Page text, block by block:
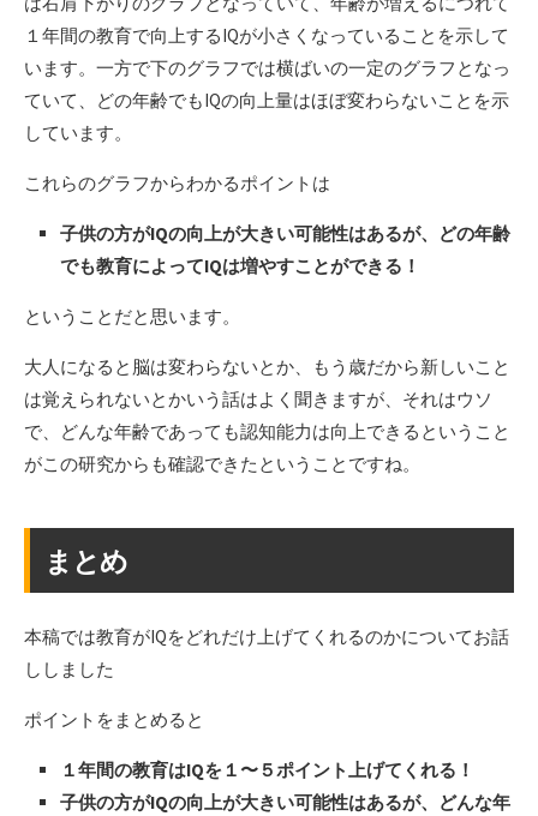
１年間の教育で向上するIQが小さくなっていることを示して
います。一方で下のグラフでは横ばいの一定のグラフとなっ
ていて、どの年齢でもIQの向上量はほぼ変わらないことを示
しています。
これらのグラフからわかるポイントは
子供の方がIQの向上が大きい可能性はあるが、どの年齢
でも教育によってIQは増やすことができる！
ということだと思います。
大人になると脳は変わらないとか、もう歳だから新しいこと
は覚えられないとかいう話はよく聞きますが、それはウソ
で、どんな年齢であっても認知能力は向上できるということ
がこの研究からも確認できたということですね。
まとめ
本稿では教育がIQをどれだけ上げてくれるのかについてお話
ししました
ポイントをまとめると
１年間の教育はIQを１〜５ポイント上げてくれる！
子供の方がIQの向上が大きい可能性はあるが、どんな年